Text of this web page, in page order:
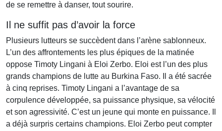
de se remettre à danser, tout sourire.
Il ne suffit pas d’avoir la force
Plusieurs lutteurs se succèdent dans l’arène sablonneux.
L’un des affrontements les plus épiques de la matinée
oppose Timoty Lingani à Eloi Zerbo. Eloi est l’un des plus
grands champions de lutte au Burkina Faso. Il a été sacrée
à cinq reprises. Timoty Lingani a l’avantage de sa
corpulence développée, sa puissance physique, sa vélocité
et son agressivité. C’est un jeune qui monte en puissance. Il
a déjà surpris certains champions. Eloi Zerbo peut compter